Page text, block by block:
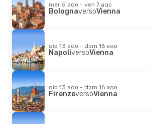
mer 5 ago - ven 7 ago
BolognaversoVienna
gio 13 ago - dom 16 ago
NapoliversoVienna
gio 13 ago - dom 16 ago
FirenzeversoVienna